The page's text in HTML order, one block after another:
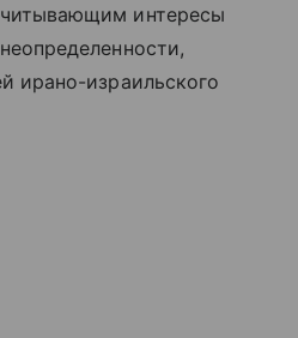
интересы
ирано-израильского